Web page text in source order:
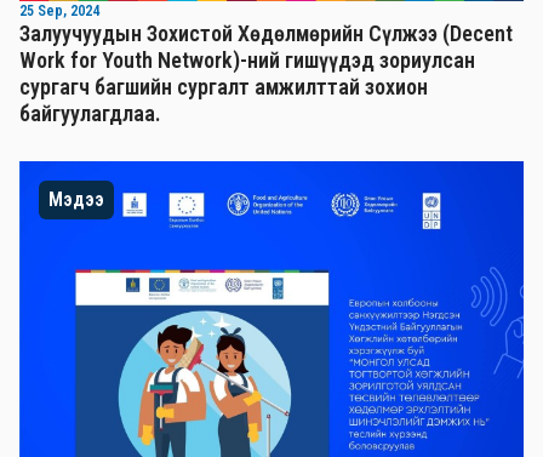
25 Sep, 2024
Залуучуудын Зохистой Хөдөлмөрийн Сүлжээ (Decent
Work for Youth Network)-ний гишүүдэд зориулсан
сургагч багшийн сургалт амжилттай зохион
байгуулагдлаа.
Мэдээ